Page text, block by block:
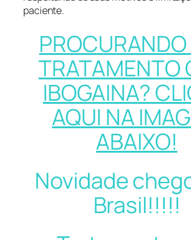
paciente.
PROCURANDO
TRATAMENTO
IBOGAINA?
AQUI NA
ABAIXO!
Novidade
Brasil!!!!!